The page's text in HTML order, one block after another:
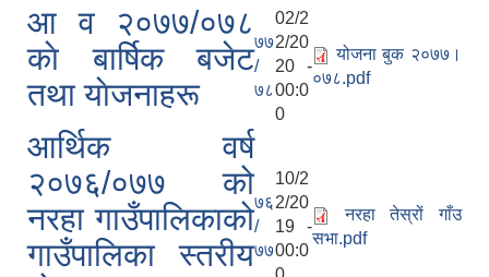
आ व २०७७/०७८
काे बार्षिक बजेट
तथा याेजनाहरू
७७
/
७८
02/2
2/20
20 -
00:0
0
योजना बुक २०७७।
०७८.pdf
आर्थिक वर्ष
२०७६/०७७ को
नरहा गाउँपालिकाको
गाउँपालिका स्तरीय
७६
/
७७
10/2
2/20
19 -
00:0
नरहा तेस्रों गाँउ
सभा.pdf